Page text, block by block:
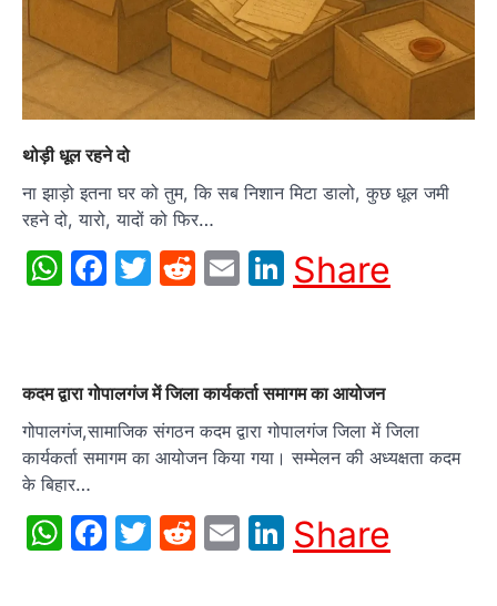
थोड़ी धूल रहने दो
ना झाड़ो इतना घर को तुम, कि सब निशान मिटा डालो, कुछ धूल जमी
रहने दो, यारो, यादों को फिर…
WhatsApp
Facebook
Twitter
Reddit
EmailLinkedIn
Share
कदम द्वारा गोपालगंज में जिला कार्यकर्ता समागम का आयोजन
गोपालगंज,सामाजिक संगठन कदम द्वारा गोपालगंज जिला में जिला
कार्यकर्ता समागम का आयोजन किया गया। सम्मेलन की अध्यक्षता कदम
के बिहार…
WhatsApp
Facebook
Twitter
Reddit
EmailLinkedIn
Share